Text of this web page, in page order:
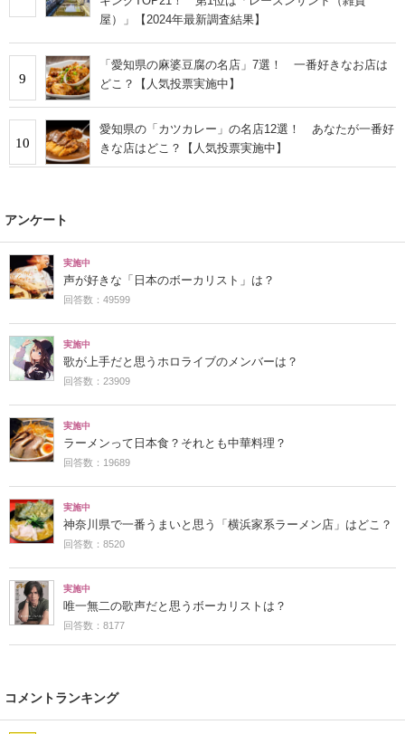
屋）」【2024年最新調査結果】
9
「愛知県の麻婆豆腐の名店」7選！ 一番好きなお店は
どこ？【人気投票実施中】
10
愛知県の「カツカレー」の名店12選！ あなたが一番好
きな店はどこ？【人気投票実施中】
アンケート
実施中
声が好きな「日本のボーカリスト」は？
回答数：49599
実施中
歌が上手だと思うホロライブのメンバーは？
回答数：23909
実施中
ラーメンって日本食？それとも中華料理？
回答数：19689
実施中
神奈川県で一番うまいと思う「横浜家系ラーメン店」はどこ？
回答数：8520
実施中
唯一無二の歌声だと思うボーカリストは？
回答数：8177
コメントランキング